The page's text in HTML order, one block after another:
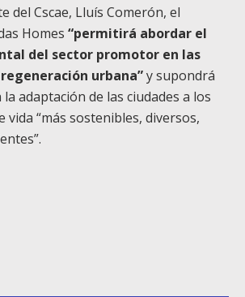
del Cscae, Lluís Comerón, el
Homes “permitirá abordar el
del sector promotor en las
urbana”y supondrá
la adaptación de las ciudades a los
vida “más sostenibles, diversos,